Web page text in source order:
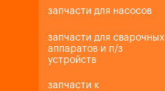
запчасти для насосов
запчасти для сварочных
аппаратов и п/з
устройств
запчасти к